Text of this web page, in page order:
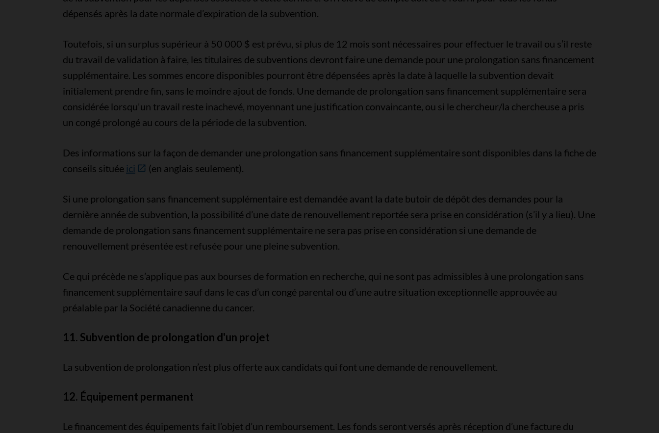
dépensés après la date normale d’expiration de la subvention.
Toutefois, si un surplus supérieur à 50 000 $ est prévu, si plus de 12 mois sont nécessaires pour effectuer le travail ou s’il reste
du travail de validation à faire, les titulaires de subventions devront faire une demande pour une prolongation sans financement
supplémentaire. Les sommes encore disponibles pourront être dépensées après la date à laquelle la subvention devait
initialement prendre fin, sans le moindre ajout de fonds. Une demande de prolongation sans financement supplémentaire sera
considérée lorsqu'un travail reste inachevé, moyennant une justification convaincante, ou si le chercheur/la chercheuse a pris
un congé prolongé au cours de la période de la subvention.
Des informations sur la façon de demander une prolongation sans financement supplémentaire sont disponibles dans la fiche de
conseils située ici (en anglais seulement).
Si une prolongation sans financement supplémentaire est demandée avant la date butoir de dépôt des demandes pour la
dernière année de subvention, la possibilité d’une date de renouvellement reportée sera prise en considération (s’il y a lieu). Une
demande de prolongation sans financement supplémentaire ne sera pas prise en considération si une demande de
renouvellement présentée est refusée pour une pleine subvention.
Ce qui précède ne s’applique pas aux bourses de formation en recherche, qui ne sont pas admissibles à une prolongation sans
financement supplémentaire sauf dans le cas d’un congé parental ou d’une autre situation exceptionnelle approuvée au
préalable par la Société canadienne du cancer.
11. Subvention de prolongation d'un projet
La subvention de prolongation n’est plus offerte aux candidats qui font une demande de renouvellement.
12. Équipement permanent
Le financement des équipements fait l’objet d’un remboursement. Les fonds seront versés après réception d’une facture du